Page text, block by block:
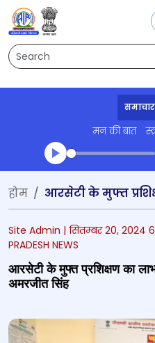
Search
मन की बात
होम
Site Admin | सितम्बर 20, 2024
PRADESH NEWS
आरसेटी के मुफ्त प्रशिक्षण का
अमरजीत सिंह